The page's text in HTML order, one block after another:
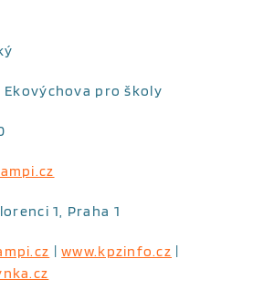
pro školy
1, Praha 1
|www.kpzinfo.cz |